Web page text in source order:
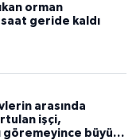
orman
saat geride kaldı
arasında
işçi,
göremeyince büyük